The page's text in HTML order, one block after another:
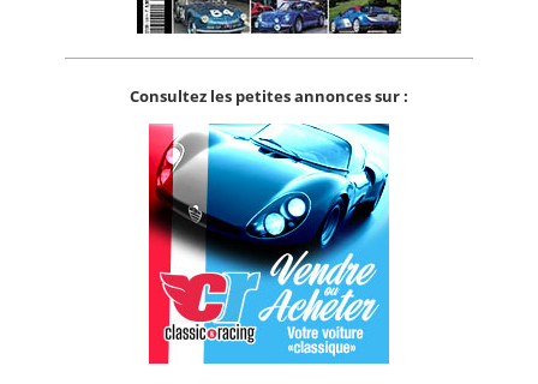
Consultez les petites annonces sur :